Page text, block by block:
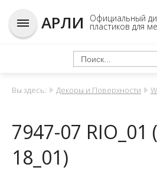
АРЛИ Официальный
пластиков для
Вы здесь: Декоры и Поверхности
7947-07 RIO_01
18_01)